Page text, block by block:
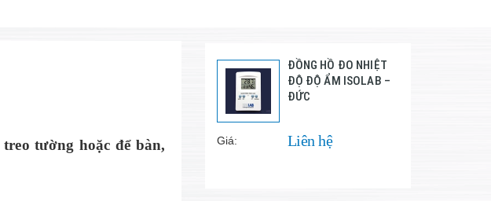
tường hoặc để bàn,
ĐỒNG HỒ ĐO NHIỆT
ĐỘ ĐỘ ẨM ISOLAB –
ĐỨC
Giá: Liên hệ